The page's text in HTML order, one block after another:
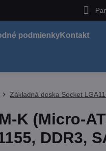
podmienkyKontakt
Základná doska Socket
K (Micro-
DDR3,